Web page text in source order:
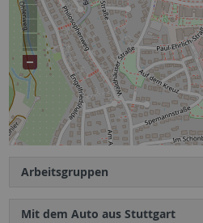
Arbeitsgruppen
Mit dem Auto aus Stuttgart